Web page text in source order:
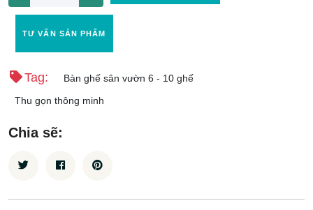
TƯ VẤN SẢN PHẨM
Tag:
Bàn ghế sân vườn 6 - 10 ghế
Thu gọn thông minh
Chia sẽ: